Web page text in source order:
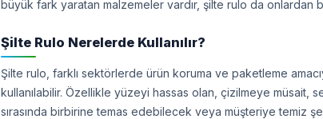
büyük fark yaratan malzemeler vardır, şilte rulo da onlardan
Şilte Rulo Nerelerde Kullanılır?
Şilte rulo, farklı sektörlerde ürün koruma ve paketleme
kullanılabilir. Özellikle yüzeyi hassas olan, çizilmeye müsait,
sırasında birbirine temas edebilecek veya müşteriye temiz